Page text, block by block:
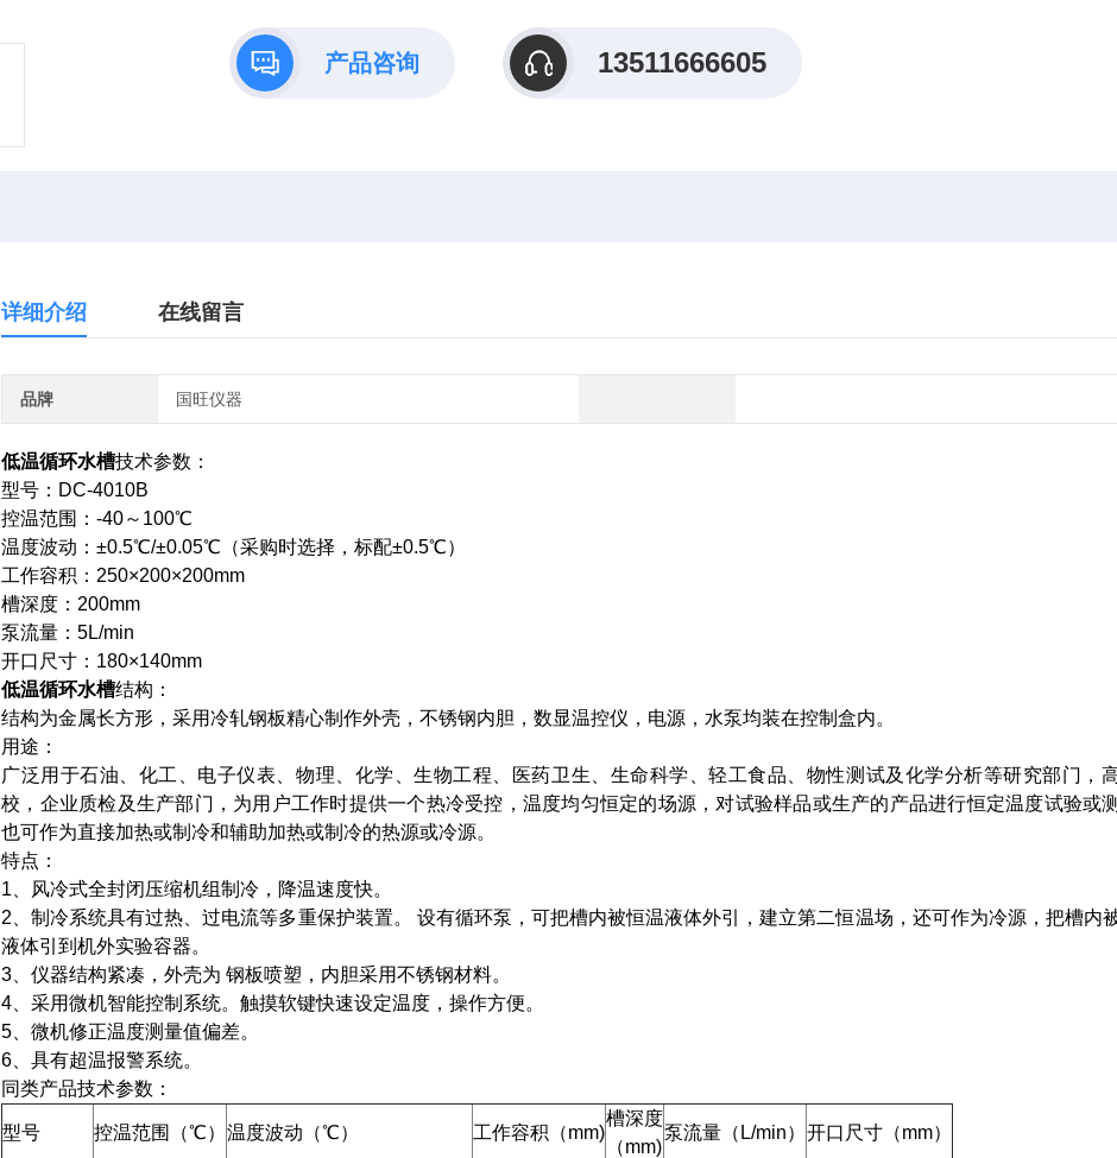
产品咨询 13511666605
详细介绍 在线留言
品牌 国旺仪器
低温循环水槽技术参数：
型号：DC-4010B
控温范围：-40～100℃
温度波动：±0.5℃/±0.05℃（采购时选择，标配±0.5℃）
工作容积：250×200×200mm
槽深度：200mm
泵流量：5L/min
开口尺寸：180×140mm
低温循环水槽结构：
结构为金属长方形，采用冷轧钢板精心制作外壳，不锈钢内胆，数显温控仪，电源，水泵均装在控制盒内。
用途：
广泛用于石油、化工、电子仪表、物理、化学、生物工程、医药卫生、生命科学、轻工食品、物性测试及化学分析等研究部门，
校，企业质检及生产部门，为用户工作时提供一个热冷受控，温度均匀恒定的场源，对试验样品或生产的产品进行恒定温度试验或
也可作为直接加热或制冷和辅助加热或制冷的热源或冷源。
特点：
1、风冷式全封闭压缩机组制冷，降温速度快。
2、制冷系统具有过热、过电流等多重保护装置。 设有循环泵，可把槽内被恒温液体外引，建立第二恒温场，还可作为冷源，把槽内
液体引到机外实验容器。
3、仪器结构紧凑，外壳为 钢板喷塑，内胆采用不锈钢材料。
4、采用微机智能控制系统。触摸软键快速设定温度，操作方便。
5、微机修正温度测量值偏差。
6、具有超温报警系统。
同类产品技术参数：
型号 控温范围（℃） 温度波动（℃） 工作容积（mm)
槽深度
（mm)
泵流量（L/min） 开口尺寸（mm）